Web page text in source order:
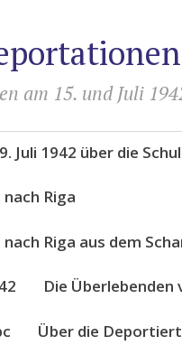
am 15. und Juli
Juli 1942 über die
Riga
Riga aus dem
Die Überlebenden
Über die